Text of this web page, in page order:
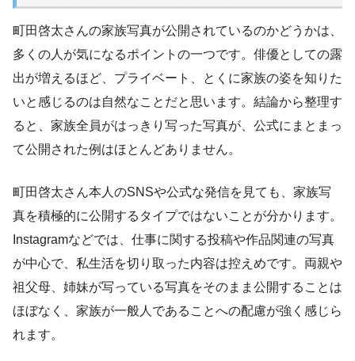
町田啓太さんの家族写真が公開されているのかどうかは、
多くの人が気になるポイントの一つです。俳優としての露
出が増えるほど、プライベート、とくに家族の姿を知りた
いと感じるのは自然なことだと思います。結論から整理す
ると、家族全員がはっきり写った写真が、公式にまとまっ
て公開された例はほとんどありません。
町田啓太さん本人のSNSや公式な発信を見ても、家族写
真を積極的に公開するタイプではないことが分かります。
Instagramなどでは、仕事に関する投稿や作品関連の写真
が中心で、私生活を切り取った内容は控えめです。両親や
祖父母、姉妹が写っている写真をそのまま公開することは
ほぼなく、家族が一般人であることへの配慮が強く感じら
れます。